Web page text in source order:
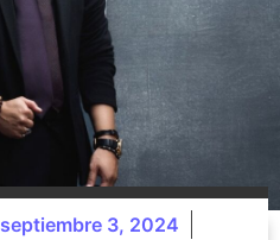
septiembre 3, 2024